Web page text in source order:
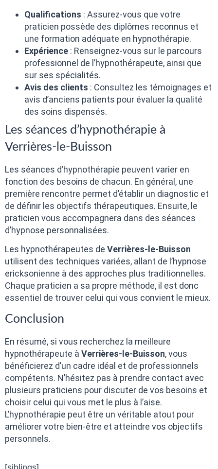
Qualifications : Assurez-vous que votre
praticien possède des diplômes reconnus et
une formation adéquate en hypnothérapie.
Expérience : Renseignez-vous sur le parcours
professionnel de l’hypnothérapeute, ainsi que
sur ses spécialités.
Avis des clients : Consultez les témoignages et
avis d’anciens patients pour évaluer la qualité
des soins dispensés.
Les séances d’hypnothérapie à
Verrières-le-Buisson
Les séances d’hypnothérapie peuvent varier en
fonction des besoins de chacun. En général, une
première rencontre permet d’établir un diagnostic et
de définir les objectifs thérapeutiques. Ensuite, le
praticien vous accompagnera dans des séances
d’hypnose personnalisées.
Les hypnothérapeutes de Verrières-le-Buisson
utilisent des techniques variées, allant de l’hypnose
ericksonienne à des approches plus traditionnelles.
Chaque praticien a sa propre méthode, il est donc
essentiel de trouver celui qui vous convient le mieux.
Conclusion
En résumé, si vous recherchez la meilleure
hypnothérapeute à Verrières-le-Buisson, vous
bénéficierez d’un cadre idéal et de professionnels
compétents. N’hésitez pas à prendre contact avec
plusieurs praticiens pour discuter de vos besoins et
choisir celui qui vous met le plus à l’aise.
L’hypnothérapie peut être un véritable atout pour
améliorer votre bien-être et atteindre vos objectifs
personnels.